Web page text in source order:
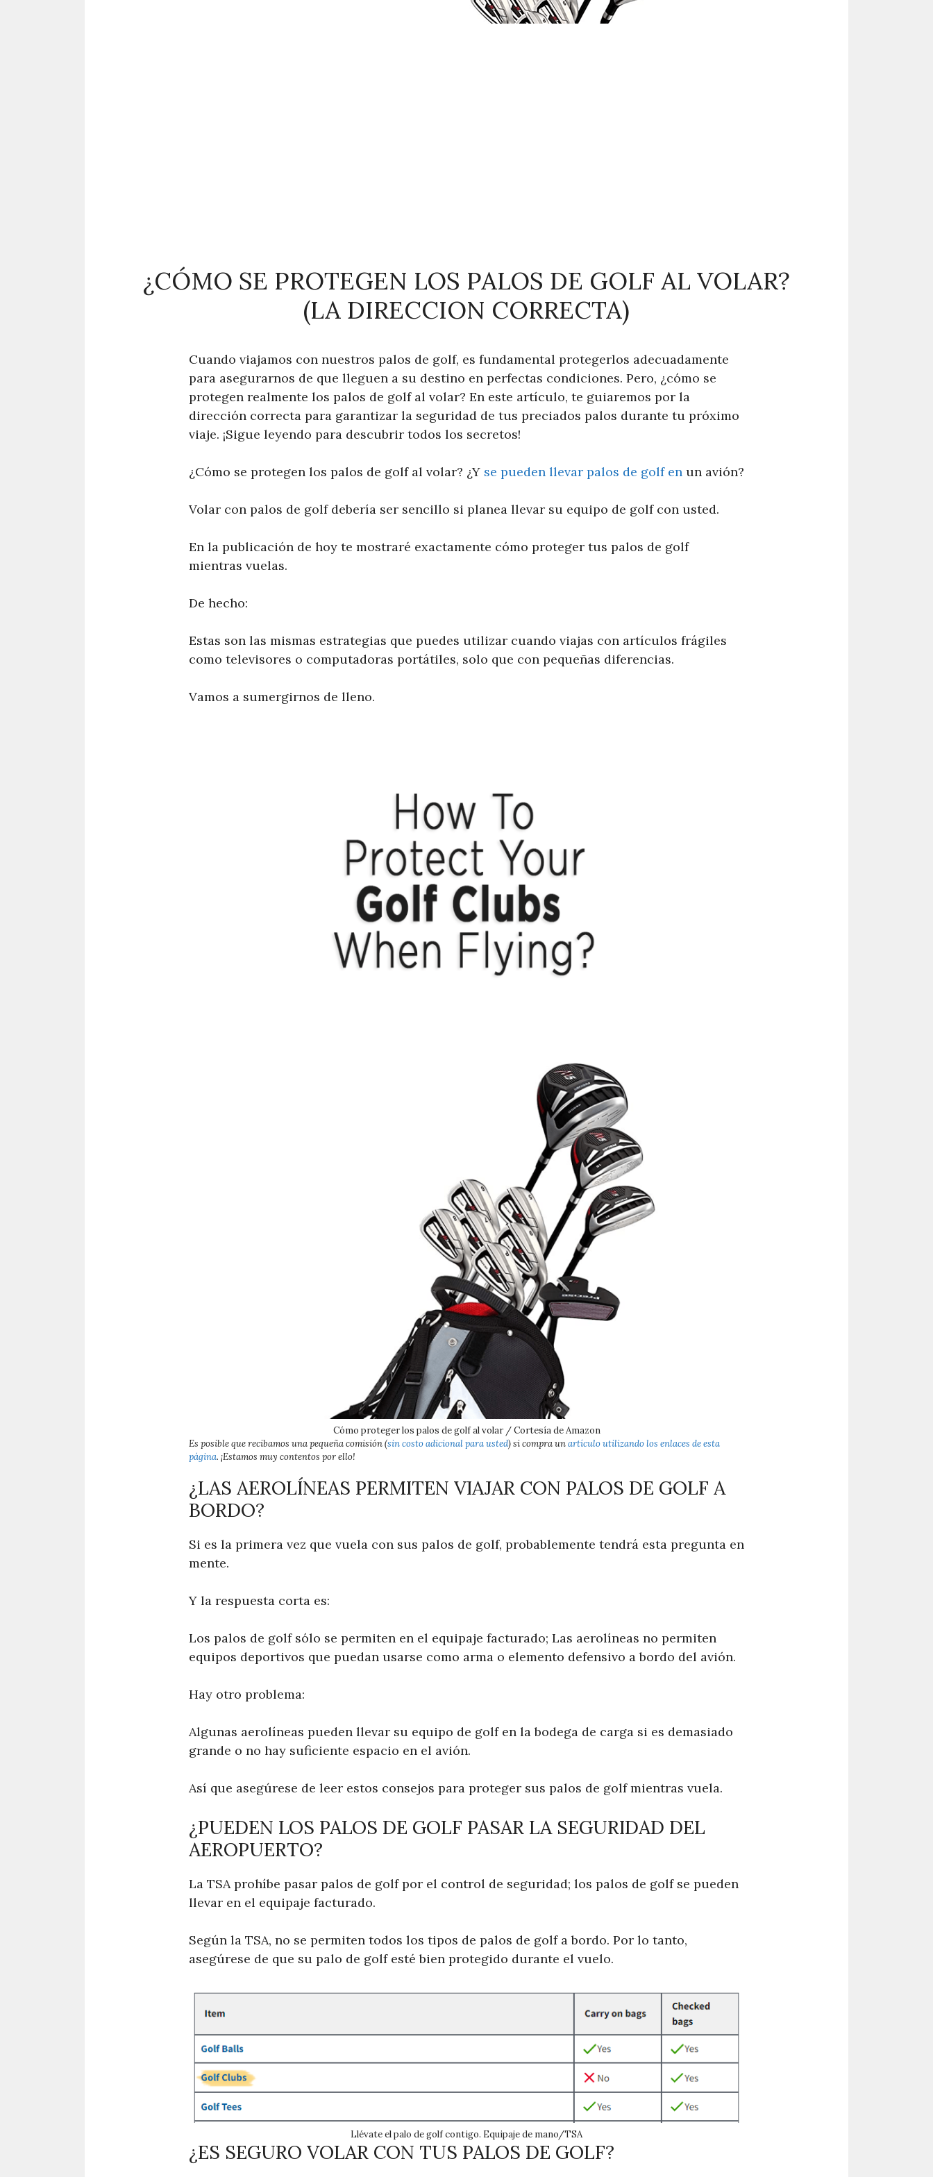
¿CÓMO SE PROTEGEN LOS PALOS DE GOLF AL VOLAR?
(LA DIRECCION CORRECTA)
Cuando viajamos con nuestros palos de golf, es fundamental protegerlos adecuadamente
para asegurarnos de que lleguen a su destino en perfectas condiciones. Pero, ¿cómo se
protegen realmente los palos de golf al volar? En este artículo, te guiaremos por la
dirección correcta para garantizar la seguridad de tus preciados palos durante tu próximo
viaje. ¡Sigue leyendo para descubrir todos los secretos!
¿Cómo se protegen los palos de golf al volar? ¿Y se pueden llevar palos de golf en un avión?
Volar con palos de golf debería ser sencillo si planea llevar su equipo de golf con usted.
En la publicación de hoy te mostraré exactamente cómo proteger tus palos de golf
mientras vuelas.
De hecho:
Estas son las mismas estrategias que puedes utilizar cuando viajas con artículos frágiles
como televisores o computadoras portátiles, solo que con pequeñas diferencias.
Vamos a sumergirnos de lleno.
Cómo proteger los palos de golf al volar / Cortesía de Amazon
Es posible que recibamos una pequeña comisión (sin costo adicional para usted) si compra unartículo utilizando los enlaces de esta
página. ¡Estamos muy contentos por ello!
¿LAS AEROLÍNEAS PERMITEN VIAJAR CON PALOS DE GOLF A
BORDO?
Si es la primera vez que vuela con sus palos de golf, probablemente tendrá esta pregunta en
mente.
Y la respuesta corta es:
Los palos de golf sólo se permiten en el equipaje facturado; Las aerolíneas no permiten
equipos deportivos que puedan usarse como arma o elemento defensivo a bordo del avión.
Hay otro problema:
Algunas aerolíneas pueden llevar su equipo de golf en la bodega de carga si es demasiado
grande o no hay suficiente espacio en el avión.
Así que asegúrese de leer estos consejos para proteger sus palos de golf mientras vuela.
¿PUEDEN LOS PALOS DE GOLF PASAR LA SEGURIDAD DEL
AEROPUERTO?
La TSA prohíbe pasar palos de golf por el control de seguridad; los palos de golf se pueden
llevar en el equipaje facturado.
Según la TSA, no se permiten todos los tipos de palos de golf a bordo. Por lo tanto,
asegúrese de que su palo de golf esté bien protegido durante el vuelo.
Llévate el palo de golf contigo. Equipaje de mano/TSA
¿ES SEGURO VOLAR CON TUS PALOS DE GOLF?